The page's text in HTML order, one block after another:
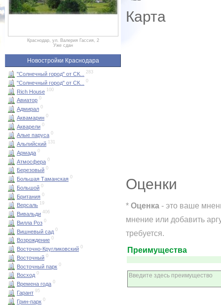
Краснодар, ул. Валерия Гассия, 2
Уже сдан
Новостройки Краснодара
"Солнечный город" от СК... 283
"Солнечный город" от СК... 0
Rich House 100
Авиатор 0
Адмирал 0
Аквамарин 0
Акварели 0
Алые паруса 0
Альпийский 131
Армада 0
Атмосфера 0
Березовый 0
Большая Таманская 0
Большой 0
Британия 0
Версаль 19
Вивальди 406
Вилла Роз 0
Вишневый сад 0
Возрождение 0
Восточно-Кругликовский 0
Восточный 0
Восточный парк 0
Восход 0
Времена года 0
Гарант 95
Грин-парк 0
Карта
Оценки
* Оценка - это ваше
мнение или добавить
требуется.
Преимущества